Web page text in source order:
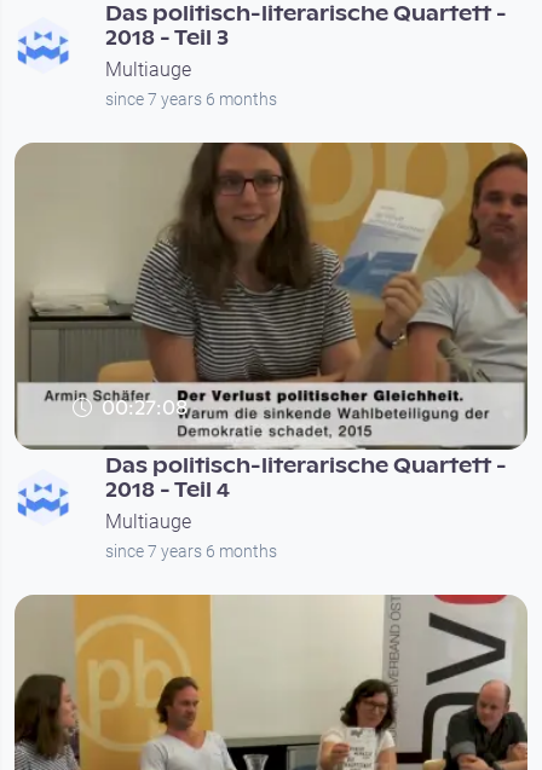
Das politisch-literarische Quartett -
2018 - Teil 3
Multiauge
since 7 years 6 months
00:27:08
Das politisch-literarische Quartett -
2018 - Teil 4
Multiauge
since 7 years 6 months